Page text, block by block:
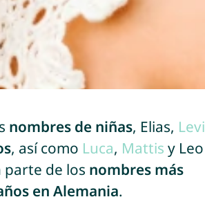
nombres de niñas, Elias, Levi
, así como Luca, Mattis y Leo
de los nombres más
en Alemania.